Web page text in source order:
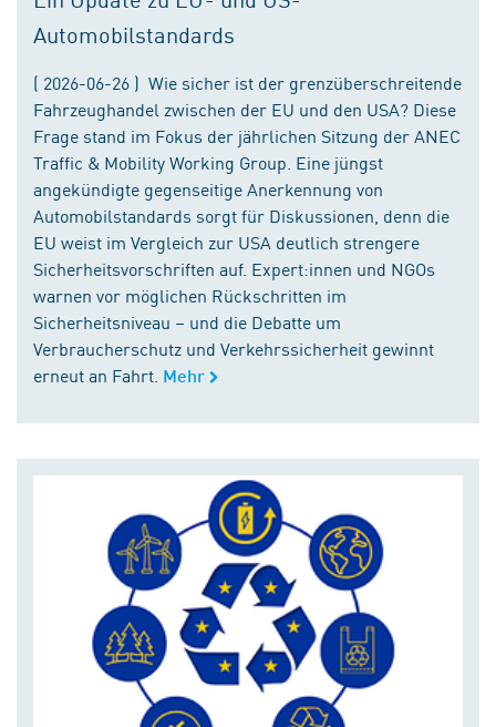
Automobilstandards
( 2026-06-26 ) Wie sicher ist der grenzüberschreitende
Fahrzeughandel zwischen der EU und den USA? Diese
Frage stand im Fokus der jährlichen Sitzung der ANEC
Traffic & Mobility Working Group. Eine jüngst
angekündigte gegenseitige Anerkennung von
Automobilstandards sorgt für Diskussionen, denn die
EU weist im Vergleich zur USA deutlich strengere
Sicherheitsvorschriften auf. Expert:innen und NGOs
warnen vor möglichen Rückschritten im
Sicherheitsniveau – und die Debatte um
Verbraucherschutz und Verkehrssicherheit gewinnt
erneut an Fahrt. Mehr